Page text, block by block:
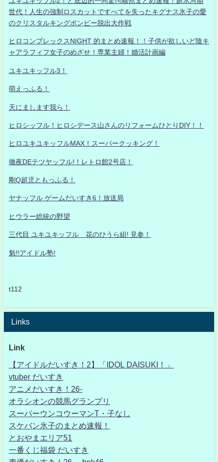
世代！人生の強制ロスカットですべてを失ったキグナス氷子の愛
のクリスタルキングボンビー脱出大作戦
ヒロコンプレックスNIGHT 的まとめ速報！！子供が欲しいど陰キ
ャアラフィフ女子のめざせ！専業主婦！婚活計画編
ユキユキッフル3！
萌えっふる！
天にまします我ら！
ヒロシッフル！ヒロシデース山さんのリフォームひとりDIY！！
ヒロユキユキッフルMAX！スーパークッキング！
徹夜DEテツヤッフル!！レトロ館2号店！
剛Q超児ともっふる！
ヤナッフル ゲームだいすき6！放送局
ヒウラー総統の野望
三代目 ユキユキッフル 花のひうら組! 見参！
魁!!アイドル塾!
t112
Links
Link
【アイドルだいすき！2】「IDOL DAISUKI！」
vtuber だいすき
アニメだいすき！26-
オラシオンの競馬グランプリ
スーパーウンコウーマンT・子なし
スケバン氷子のまとめ速報！
とおやまエリア51
一番くじ福袋 だいすき